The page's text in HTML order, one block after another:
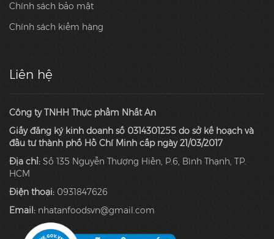
Chính sách bảo mật
Chính sách kiểm hàng
Liên hệ
Công ty TNHH Thực phẩm Nhất An
Giấy đăng ký kinh doanh số 0314301255 do sở kế hoạch và
đầu tư thành phố Hồ Chí Minh cấp ngày 21/03/2017
Địa chỉ: Số 135 Nguyễn Thượng Hiền, P.6, Bình Thạnh, TP.
HCM
Điện thoại: 0931847626
Email: nhatanfoodsvn@gmail.com